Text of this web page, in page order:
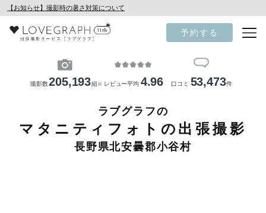
【お知らせ】撮影時の暑さ対策について
予約する
撮影数205,193組 ※ レビュー平均 4.96 口コミ 53,473件
ラブグラフの
マタニティフォトの出張撮影
長野県北安曇郡小谷村